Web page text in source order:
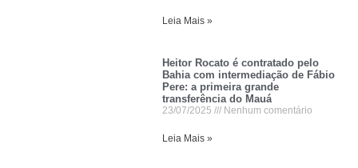
Leia Mais »
Heitor Rocato é contratado pelo
Bahia com intermediação de Fábio
Pere: a primeira grande
transferência do Mauá
23/07/2025 Nenhum comentário
Leia Mais »